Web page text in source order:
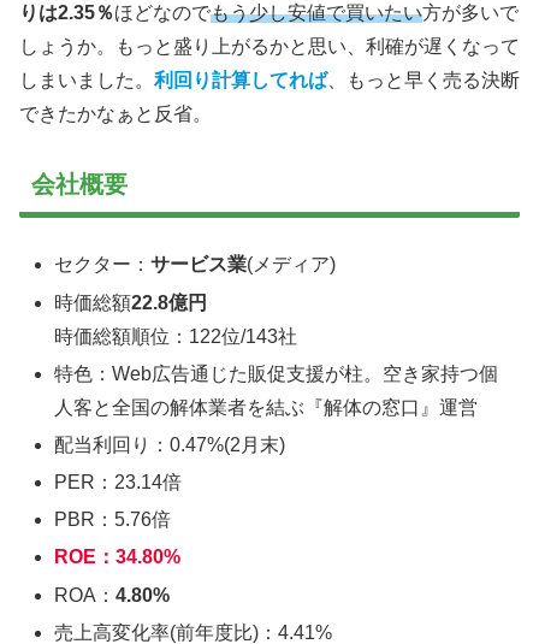
りは2.35％ほどなのでもう少し安値で買いたい方が多いで
しょうか。もっと盛り上がるかと思い、利確が遅くなって
しまいました。 利回り計算してれば、もっと早く売る決断
できたかなぁと反省。
会社概要
セクター：サービス業(メディア)
時価総額22.8億円
時価総額順位：122位/143社
特色：Web広告通じた販促支援が柱。空き家持つ個
人客と全国の解体業者を結ぶ『解体の窓口』運営
配当利回り：0.47%(2月末)
PER：23.14倍
PBR：5.76倍
ROE：34.80%
ROA：4.80%
売上高変化率(前年度比)：4.41%